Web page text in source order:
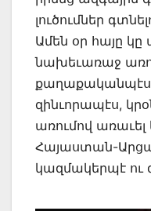
լուծումներ
Ամեն օր հայը կը
նախեւառաջ
զինւորապէս,
առումով առաւել
Հայաստան-
կազմակերպէ ու